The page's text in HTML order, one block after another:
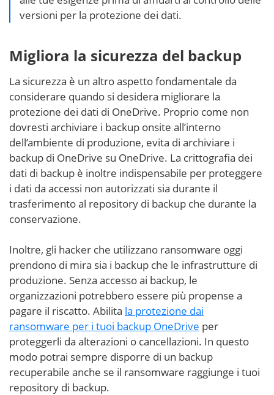
versioni per la protezione dei dati.
Migliora la sicurezza del backup
La sicurezza è un altro aspetto fondamentale da
considerare quando si desidera migliorare la
protezione dei dati di OneDrive. Proprio come non
dovresti archiviare i backup onsite all’interno
dell’ambiente di produzione, evita di archiviare i
backup di OneDrive su OneDrive. La crittografia dei
dati di backup è inoltre indispensabile per proteggere
i dati da accessi non autorizzati sia durante il
trasferimento al repository di backup che durante la
conservazione.
Inoltre, gli hacker che utilizzano ransomware oggi
prendono di mira sia i backup che le infrastrutture di
produzione. Senza accesso ai backup, le
organizzazioni potrebbero essere più propense a
pagare il riscatto. Abilita la protezione dai
ransomware per i tuoi backup OneDrive per
proteggerli da alterazioni o cancellazioni. In questo
modo potrai sempre disporre di un backup
recuperabile anche se il ransomware raggiunge i tuoi
repository di backup.